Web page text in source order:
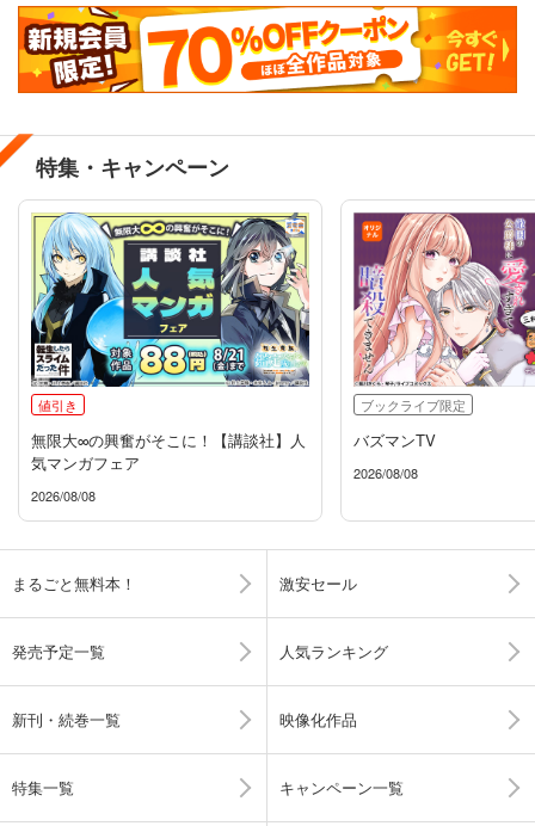
特集・キャンペーン
値引き
無限大∞の興奮がそこに！【講談社】人
気マンガフェア
2026/08/08
ブックライブ限定
バズマンTV
2026/08/08
まるごと無料本！ 激安セール
発売予定一覧 人気ランキング
新刊・続巻一覧 映像化作品
特集一覧 キャンペーン一覧